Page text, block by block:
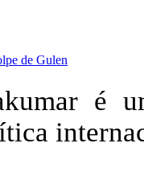
de Gulen
é